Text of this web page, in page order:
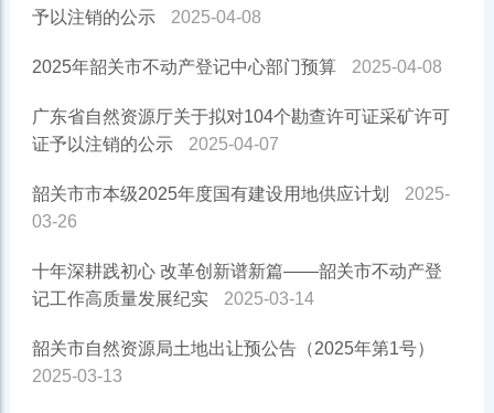
予以注销的公示
2025-04-08
2025年韶关市不动产登记中心部门预算 2025-04-08
广东省自然资源厅关于拟对104个勘查许可证采矿许可
证予以注销的公示
2025-04-07
韶关市市本级2025年度国有建设用地供应计划
2025-
03-26
十年深耕践初心 改革创新谱新篇——韶关市不动产登
记工作高质量发展纪实
2025-03-14
韶关市自然资源局土地出让预公告（2025年第1号）
2025-03-13